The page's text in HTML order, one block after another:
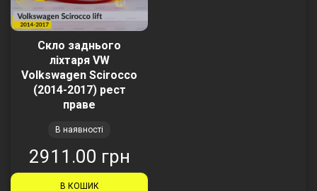
Скло заднього
ліхтаря VW
Volkswagen Scirocco
(2014-2017) рест
праве
В наявності
2911.00 грн
В КОШИК